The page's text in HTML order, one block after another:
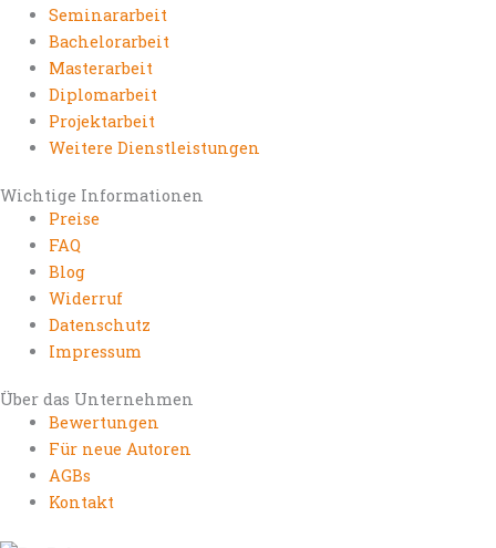
Seminararbeit
Bachelorarbeit
Masterarbeit
Diplomarbeit
Projektarbeit
Weitere Dienstleistungen
Wichtige Informationen
Preise
FAQ
Blog
Widerruf
Datenschutz
Impressum
Über das Unternehmen
Bewertungen
Für neue Autoren
AGBs
Kontakt